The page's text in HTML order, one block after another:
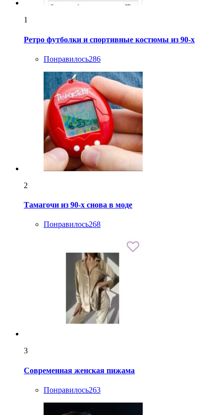
1
Ретро футболки и спортивные костюмы из 90-х
Понравилось286
2
Тамагочи из 90-х снова в моде
Понравилось268
3
Современная женская пижама
Понравилось263